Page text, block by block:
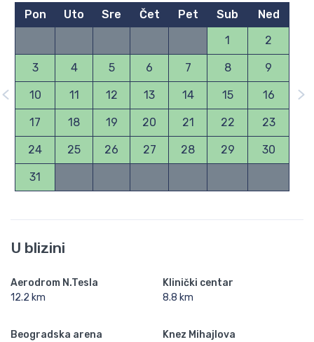
Pon Uto Sre Čet Pet Sub
Ned
1
2
3 4 5 6 7 8 9
10 11 12 13 14 15 16
17 18 19 20 21 22 23
24 25 26 27 28 29 30
31
U blizini
Aerodrom N.Tesla
12.2 km
Beogradska arena
Klinički centar
8.8 km
Knez Mihajlova